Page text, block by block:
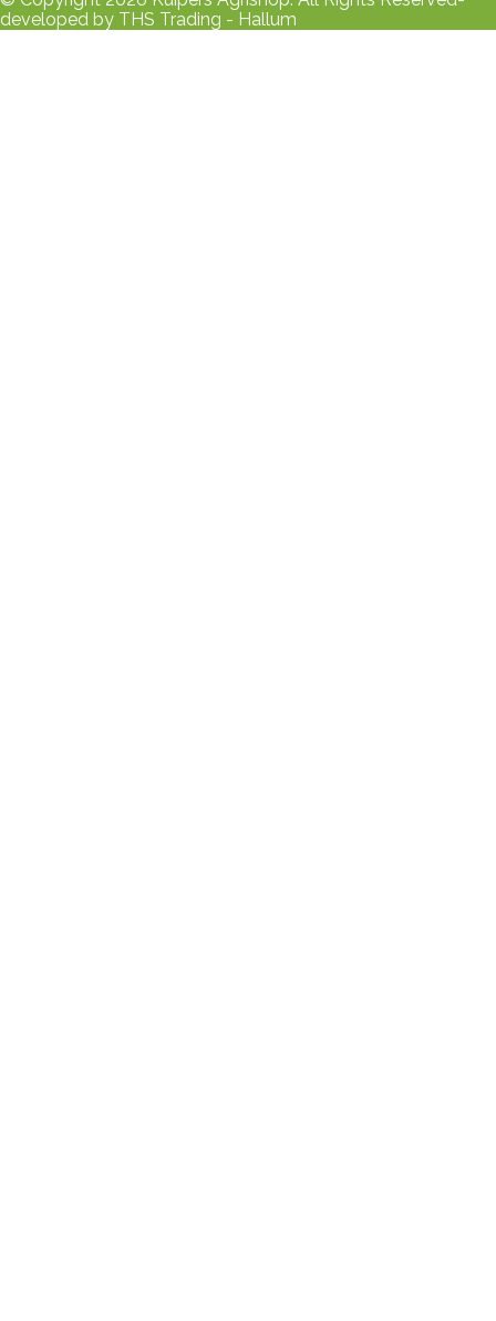
developed by THS Trading - Hallum